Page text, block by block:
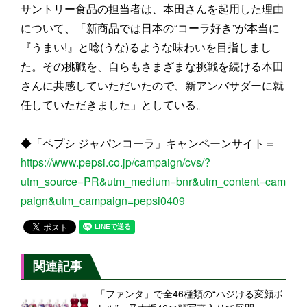
サントリー食品の担当者は、本田さんを起用した理由
について、「新商品では日本の“コーラ好き”が本当に
『うまい!』と唸(うな)るような味わいを目指しまし
た。その挑戦を、自らもさまざまな挑戦を続ける本田
さんに共感していただいたので、新アンバサダーに就
任していただきました」としている。
◆「ペプシ ジャパンコーラ」キャンペーンサイト＝
https://www.pepsi.co.jp/campaign/cvs/?
utm_source=PR&utm_medium=bnr&utm_content=cam
paign&utm_campaign=pepsi0409
関連記事
「ファンタ」で全46種類の“ハジける変顔ボ